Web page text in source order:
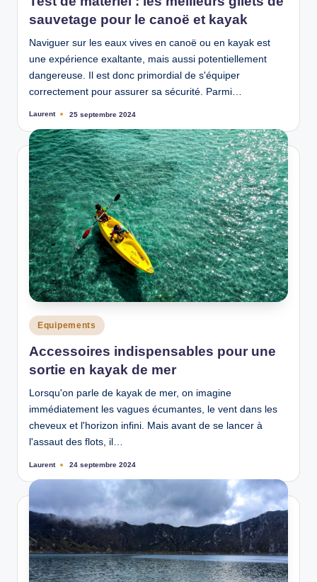
sauvetage pour le canoë et kayak
Naviguer sur les eaux vives en canoë ou en kayak est
une expérience exaltante, mais aussi potentiellement
dangereuse. Il est donc primordial de s'équiper
correctement pour assurer sa sécurité. Parmi…
Ecrit
Laurent 25 septembre 2024
Posted
in
Equipements
Accessoires indispensables pour une
sortie en kayak de mer
Lorsqu'on parle de kayak de mer, on imagine
immédiatement les vagues écumantes, le vent dans les
cheveux et l'horizon infini. Mais avant de se lancer à
l'assaut des flots, il…
Ecrit
Laurent 24 septembre 2024